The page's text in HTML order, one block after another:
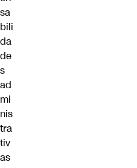
sa
bili
da
de
s
ad
mi
nis
tra
tiv
as